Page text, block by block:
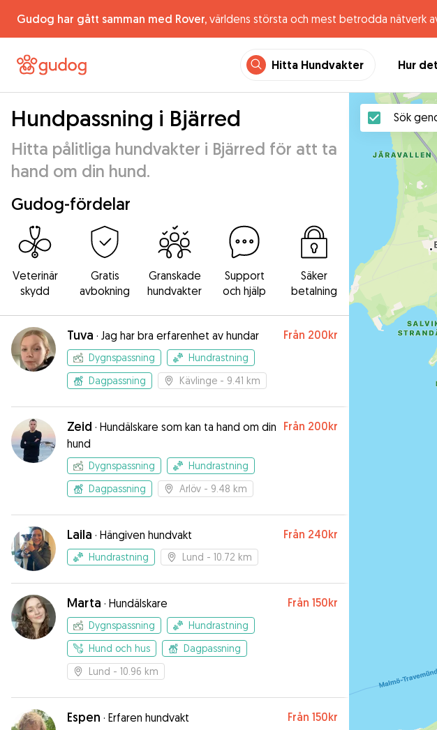
Gudog har gått samman med Rover, världens största och mest betrodda nätverk
Hitta Hundvakter Hur
Hundpassning i Bjärred
Hitta pålitliga hundvakter i Bjärred för att ta
hand om din hund.
Gudog-fördelar
Veterinär
skydd
Gratis
avbokning
Granskade
hundvakter
Support
och hjälp
Säker
betalning
Tuva · Jag har bra erfarenhet av hundar Från 200kr
Dygnspassning
Hundrastning
Dagpassning
Kävlinge - 9.41 km
Zeid · Hundälskare som kan ta hand om din
hund
Från 200kr
Dygnspassning
Hundrastning
Dagpassning
Arlöv - 9.48 km
Laila · Hängiven hundvakt Från 240kr
Hundrastning Lund - 10.72 km
Marta · Hundälskare Från 150kr
Dygnspassning
Hundrastning
Hund och hus
Dagpassning
Lund - 10.96 km
Espen · Erfaren hundvakt Från 150kr
Sök